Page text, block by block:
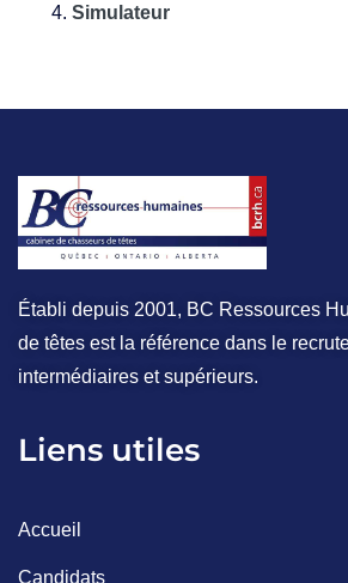
Simulateur
Établi depuis 2001, BC Ressources
de têtes est la référence dans le
intermédiaires et supérieurs.
Liens utiles
Accueil
Candidats